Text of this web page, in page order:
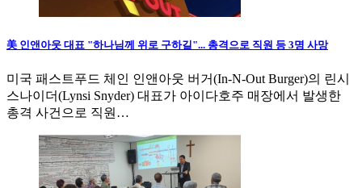
美 인앤아웃 대표 "하나님께 위로 구하길"... 총격으로 직원 등 3명 사망
미국 패스트푸드 체인 인앤아웃 버거(In-N-Out Burger)의 린시
스나이더(Lynsi Snyder) 대표가 아이다호주 매장에서 발생한
총격 사건으로 직원…